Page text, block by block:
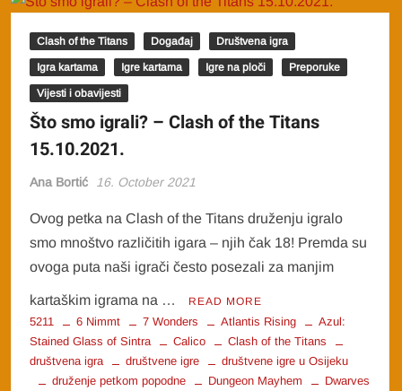
Clash of the Titans Događaj Društvena igra
Igra kartama Igre kartama Igre na ploči Preporuke
Vijesti i obavijesti
Što smo igrali? – Clash of the Titans
15.10.2021.
Ana Bortić 16. October 2021
Ovog petka na Clash of the Titans druženju igralo
smo mnoštvo različitih igara – njih čak 18! Premda su
ovoga puta naši igrači često posezali za manjim
kartaškim igrama na … READ MORE
5211 6 Nimmt 7 Wonders Atlantis Rising
Azul:
Stained Glass of Sintra
Calico
Clash of the Titans
društvena igra
društvene igre
društvene igre u Osijeku
druženje petkom popodne
Dungeon Mayhem
Dwarves